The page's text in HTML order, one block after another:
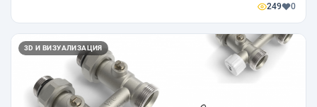
249 0
3D И ВИЗУАЛИЗАЦИЯ